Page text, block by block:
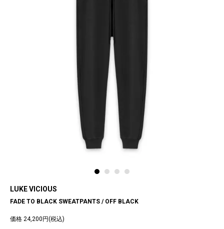
LUKE VICIOUS
FADE TO BLACK SWEATPANTS / OFF BLACK
価格 24,200円(税込)